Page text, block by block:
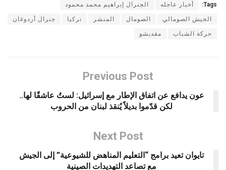
Tags: أخبار عاجله الجنرال إبراهيم محمد محمود
الجيش الصومالي الصومال المنشر تركيا جنرال أردوغان
حركة الشباب مقديشو
Previous Post
عون يدافع عن اتفاق الإطار مع إسرائيل: لستُ عاشقًا لها..
لكن قدّموا بديلاً يُنقذ لبنان من الحروب
Next Post
تايوان تعيد برامج “التعليم المناهض للشيوعية” إلى الجيش
مع تصاعد التهديدات الصينية